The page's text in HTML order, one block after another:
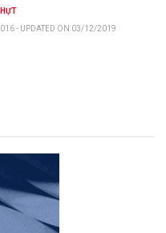
- UPDATED ON 03/12/2019